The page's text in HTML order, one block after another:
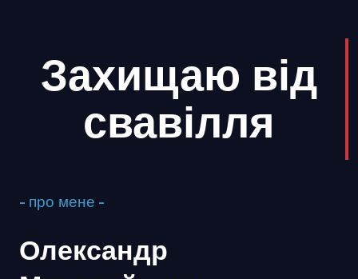
Захищаю від
свавілля
- про мене -
Олександр